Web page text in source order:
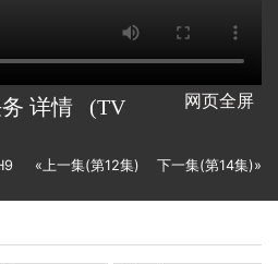
网页全屏
详情
(TV
«上一集(第12集) 下一集(第14集)»